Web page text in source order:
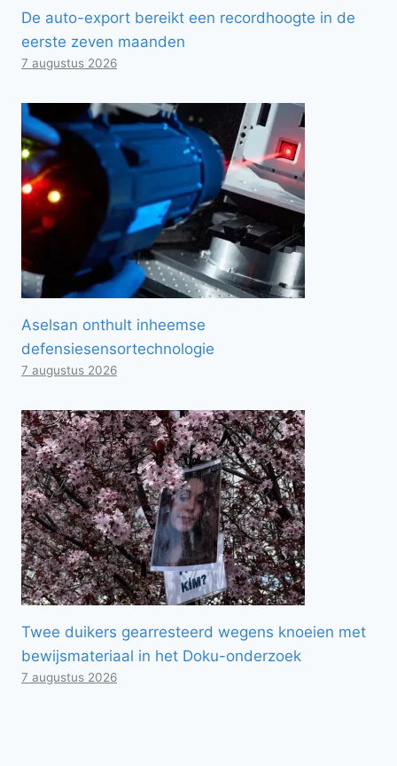
De auto-export bereikt een recordhoogte in de
eerste zeven maanden
7 augustus 2026
Aselsan onthult inheemse
defensiesensortechnologie
7 augustus 2026
Twee duikers gearresteerd wegens knoeien met
bewijsmateriaal in het Doku-onderzoek
7 augustus 2026